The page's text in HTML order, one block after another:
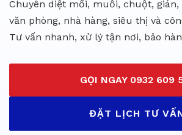
Chuyên diệt mối, muỗi, chuột, gián,
văn phòng, nhà hàng, siêu thị và
Tư vấn nhanh, xử lý tận nơi, bảo
GỌI NGAY 0932 609
ĐẶT LỊCH TƯ